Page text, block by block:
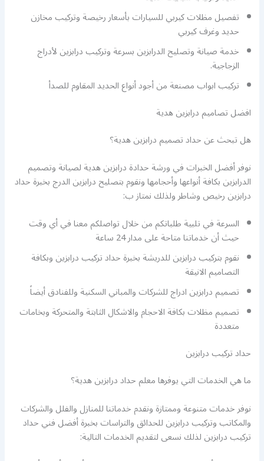
تفصيل مظلات كيربي للسيارات بأسعار رخيصة وتركيب مخازن
حديد وغرف كيربي
خدمة صيانة وتصليح الدرابزين بسرعة وتركيب درابزين لأدراج
الزجاجية.
تركيب ابواب مصنعة من أجود أنواع الحديد المقاوم للصدأ
افضل تصاميم درابزين هدية
هل تبحث عن حداد تصميم درابزين هدية؟
نوفر أفضل الخبرات في ورشة حدادة درابزين هدية لصيانة وتصميم
الدرابزين بكافة أنواعها وأحجامها ونقوم بتصليح درابزين الدرج بخبرة حداد
درابزين رخيص وشاطر ولذلك نمتاز ب:
السرعة في تلبية طلباتكم من خلال تواصلكم معنا في أي وقت
حيث أن خدماتنا متاحة على مدار 24 ساعة
نقوم بتركيب درابزين للدريشة بخبرة حداد تركيب درابزين وبكافة
التصاميم الانيقة
تصميم درابزين ادراج للشركات والمباني السكنية وللفنادق أيضاً
تصميم مظلات بكافة الاحجام والاشكال الثابتة والمتحركة وبخامات
متعددة
حداد تركيب درابزين
ما هي الخدمات التي يوفرها معلم حداد درابزين هدية؟
نوفر خدمات متنوعة وممتازة ونقدم خدماتنا للمنازل والفلل والشركات
والمكاتب وتركيب درابزين للحدائق والتراسات بخبرة أفضل فني حداد
تركيب درابزين لذلك نسعى لتقديم الخدمات التالية: